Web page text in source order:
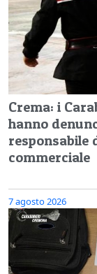
Crema: i
hanno
responsabile
commerciale
7 agosto 2026